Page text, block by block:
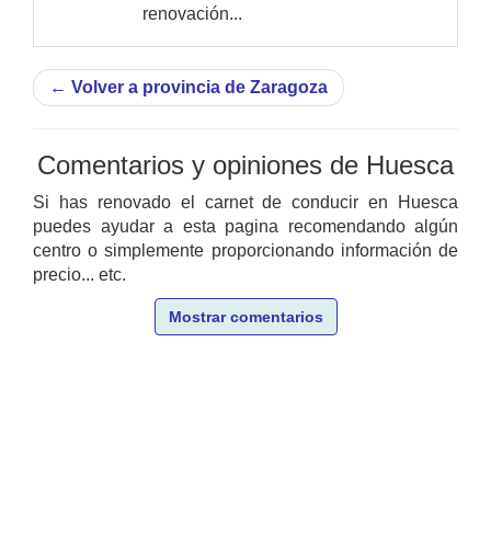
renovación...
← Volver a provincia de Zaragoza
Comentarios y opiniones de Huesca
Si has renovado el carnet de conducir en Huesca
puedes ayudar a esta pagina recomendando algún
centro o simplemente proporcionando información de
precio... etc.
Mostrar comentarios